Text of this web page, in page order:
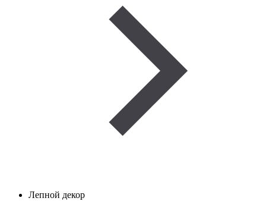
Лепной декор